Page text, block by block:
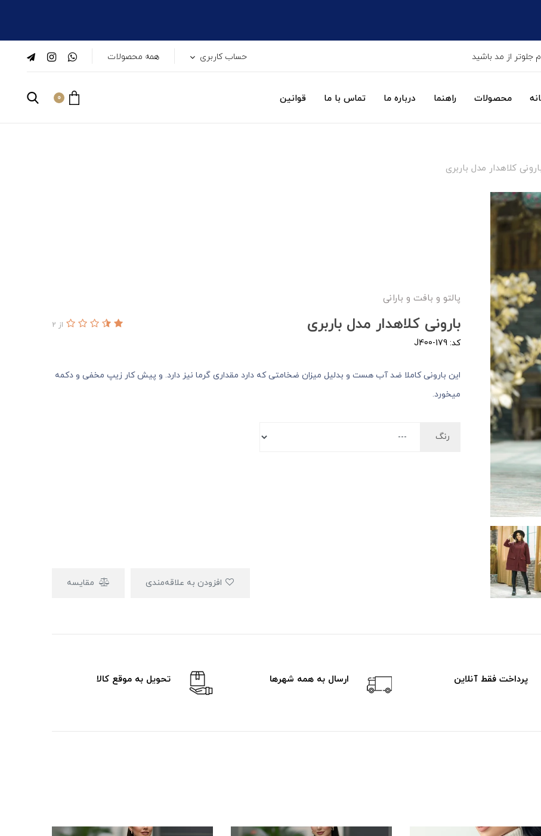
جلوتر از مد باشید حساب کاربری همه محصولات
محصولات راهنما درباره ما تماس با ما قوانین 0
کلاهدار مدل باربری
پالتو و بافت و بارانی
بارونی کلاهدار مدل باربری از 2
کد: J400-179
این بارونی کاملا ضد آب هست و بدلیل میزان ضخامتی که دارد مقداری گرما نیز دارد. و پیش کار زیپ مخفی و دکمه
میخورد.
رنگ
مقایسه
پرداخت فقط آنلاین ارسال به همه شهرها تحویل به موقع کالا